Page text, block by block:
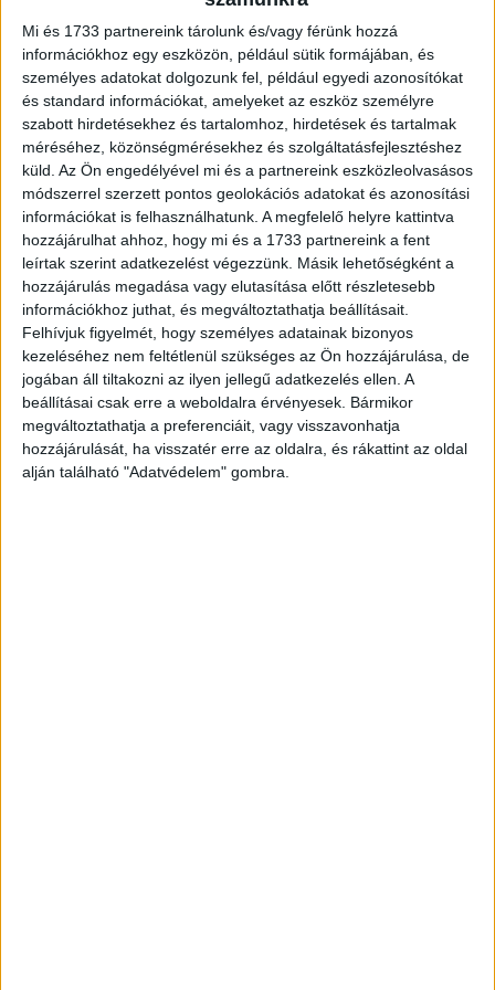
Mi és 1733 partnereink tárolunk és/vagy férünk hozzá
információkhoz egy eszközön, például sütik formájában, és
személyes adatokat dolgozunk fel, például egyedi azonosítókat
és standard információkat, amelyeket az eszköz személyre
szabott hirdetésekhez és tartalomhoz, hirdetések és tartalmak
méréséhez, közönségmérésekhez és szolgáltatásfejlesztéshez
küld. Az Ön engedélyével mi és a partnereink eszközleolvasásos
módszerrel szerzett pontos geolokációs adatokat és azonosítási
információkat is felhasználhatunk. A megfelelő helyre kattintva
hozzájárulhat ahhoz, hogy mi és a 1733 partnereink a fent
leírtak szerint adatkezelést végezzünk. Másik lehetőségként a
hozzájárulás megadása vagy elutasítása előtt részletesebb
információkhoz juthat, és megváltoztathatja beállításait.
Felhívjuk figyelmét, hogy személyes adatainak bizonyos
kezeléséhez nem feltétlenül szükséges az Ön hozzájárulása, de
jogában áll tiltakozni az ilyen jellegű adatkezelés ellen. A
beállításai csak erre a weboldalra érvényesek. Bármikor
megváltoztathatja a preferenciáit, vagy visszavonhatja
hozzájárulását, ha visszatér erre az oldalra, és rákattint az oldal
alján található "Adatvédelem" gombra.
Próbaideje alatt távozik a Mediatortól, ezzel együtt pedig
az IAB elnöki posztjáról is lemond Lunczner Ádám. A
szakember LinkedIn posztban számolt be döntéséről, a...
Távozik a Rossmann hazai vezetője
Karrier 2026. február 25.
Németh Kornél, a Rossmann Magyarország Kft. országos
ügyvezető igazgatója hét év után, saját döntése alapján
távozik a vállalattól, hogy a jövőben új szakmai célokra...